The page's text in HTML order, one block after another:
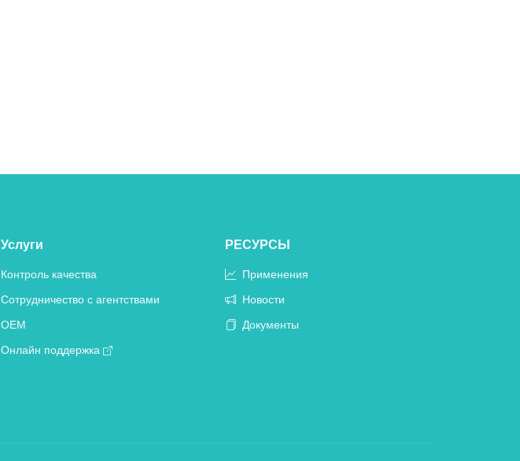
Услуги
Контроль качества
Сотрудничество с агентствами
OEM
Онлайн поддержка
РЕСУРСЫ
Применения
Новости
Документы